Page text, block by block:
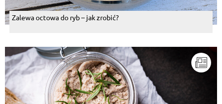
Zalewa octowa do ryb – jak zrobić?